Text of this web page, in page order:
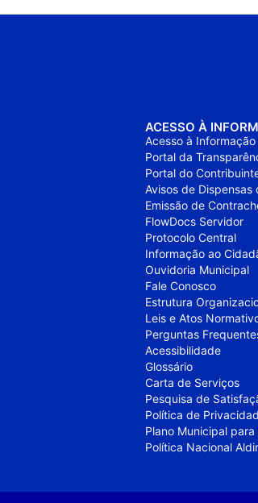
ACESSO À
Acesso à Informação
Portal da
Portal do
Avisos de
Emissão de
FlowDocs Servidor
Protocolo Central
Informação ao
Ouvidoria Municipal
Fale Conosco
Estrutura
Leis e Atos
Perguntas
Acessibilidade
Glossário
Carta de Serviços
Pesquisa de
Política de
Plano Municipal
Política Nacional